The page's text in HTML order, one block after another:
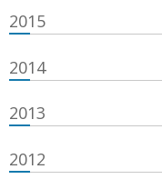
2015
2014
2013
2012